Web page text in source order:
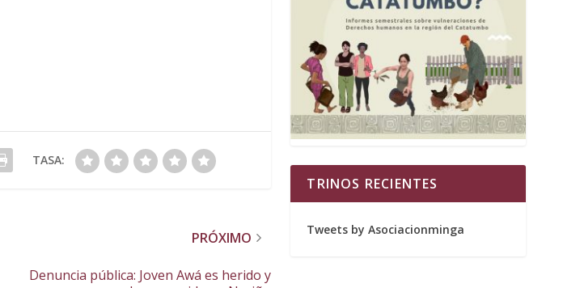
TASA:
PRÓXIMO
Denuncia pública: Joven Awá es herido y
TRINOS RECIENTES
Tweets by Asociacionminga